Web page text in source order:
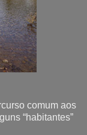
comum aos
“habitantes”